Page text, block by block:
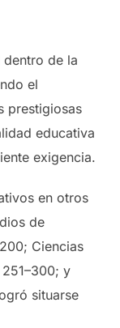
de la
el
prestigiosas
educativa
exigencia.
en otros
de
Ciencias
y
situarse